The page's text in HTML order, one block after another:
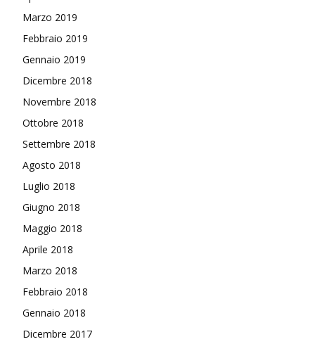
Marzo 2019
Febbraio 2019
Gennaio 2019
Dicembre 2018
Novembre 2018
Ottobre 2018
Settembre 2018
Agosto 2018
Luglio 2018
Giugno 2018
Maggio 2018
Aprile 2018
Marzo 2018
Febbraio 2018
Gennaio 2018
Dicembre 2017